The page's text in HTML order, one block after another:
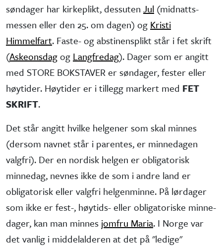
søndager har kirke­plikt, dessuten Jul (midnatts­
messen eller den 25. om dagen) og Kristi
Himmelfart. Faste- og abstinens­plikt står i fet skrift
(Askeonsdagog Langfredag). Dager som er angitt
med STORE BOKSTAVER er søndager, fester eller
høytider. Høytider er i tillegg markert med FET
SKRIFT.
Det står angitt hvilke helgener som skal minnes
(dersom navnet står i parentes, er minne­dagen
valgfri). Der en nordisk helgen er obliga­torisk
minne­dag, nevnes ikke de som i andre land er
obliga­torisk eller valgfri helgen­minne. På lørdager
som ikke er fest-, høytids- eller obliga­toriske minne­
dager, kan man minnes jomfru Maria. I Norge var
det vanlig i middel­alderen at det på "ledige"